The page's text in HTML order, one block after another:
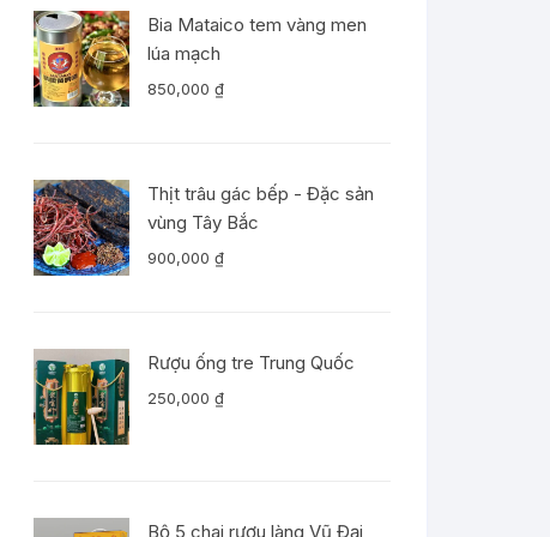
Bia Mataico tem vàng men
lúa mạch
850,000 ₫
Thịt trâu gác bếp - Đặc sản
vùng Tây Bắc
900,000 ₫
Rượu ống tre Trung Quốc
250,000 ₫
Bộ 5 chai rượu làng Vũ Đại